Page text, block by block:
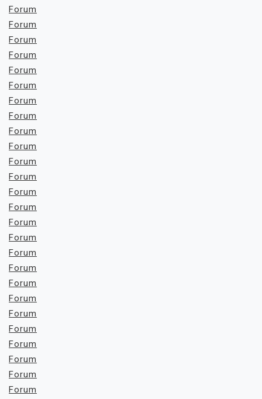
Forum
Forum
Forum
Forum
Forum
Forum
Forum
Forum
Forum
Forum
Forum
Forum
Forum
Forum
Forum
Forum
Forum
Forum
Forum
Forum
Forum
Forum
Forum
Forum
Forum
Forum